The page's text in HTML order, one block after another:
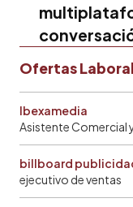
Ofertas
Ibexamedia
Asistente Comercial
billboard
ejecutivo de ventas